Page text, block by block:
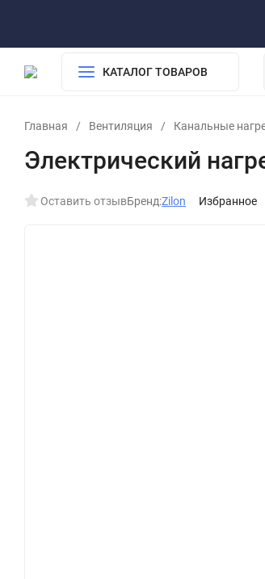
Доставка и оплата
КАТАЛОГ ТОВАРОВ
Главная / Вентиляция / Канальные
Электрический
Оставить отзывБренд:Zilon Избранное